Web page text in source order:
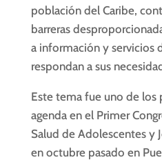
población del Caribe,
barreras
a información y servicios
respondan a sus
Este tema fue uno de los
agenda en el Primer
Salud de Adolescentes y
en octubre pasado en